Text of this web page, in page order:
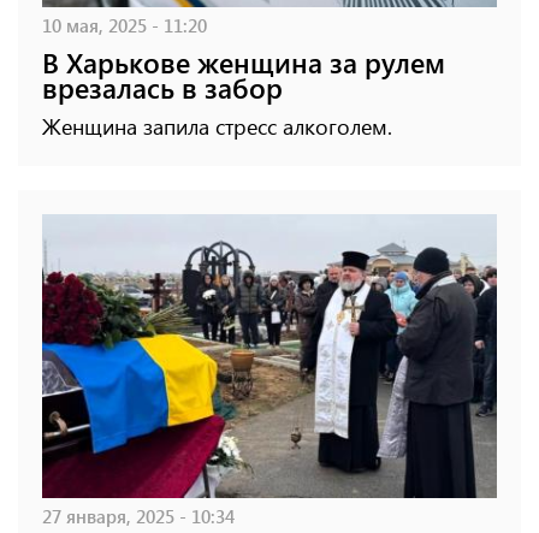
10 мая, 2025 - 11:20
В Харькове женщина за рулем
врезалась в забор
Женщина запила стресс алкоголем.
27 января, 2025 - 10:34